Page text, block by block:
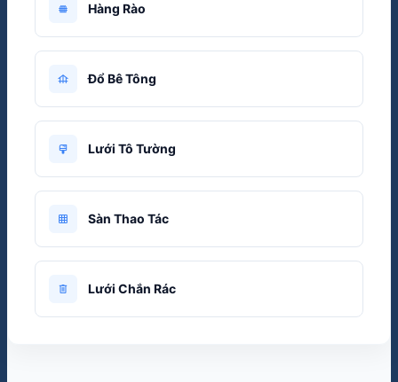
fence Hàng Rào
foundation Đổ Bê Tông
format_paint Lưới Tô Tường
grid_on Sàn Thao Tác
delete_outline Lưới Chắn Rác